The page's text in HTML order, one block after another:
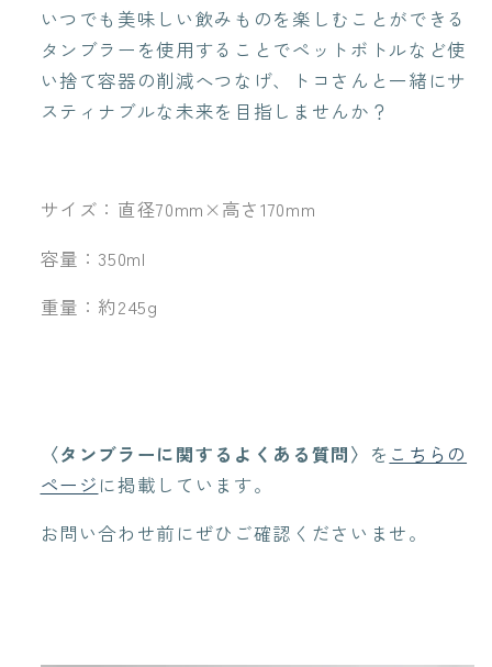
いつでも美味しい飲みものを楽しむことができる
タンブラーを使用することでペットボトルなど使
い捨て容器の削減へつなげ、トコさんと一緒にサ
スティナブルな未来を目指しませんか？
サイズ：直径70mm×高さ170mm
容量：350ml
重量：約245g
〈タンブラーに関するよくある質問〉 を こちらの
ページ に掲載しています。
お問い合わせ前にぜひご確認くださいませ。